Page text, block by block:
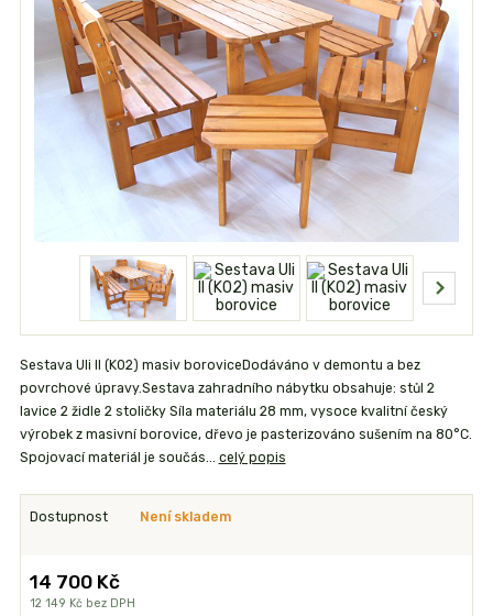
Sestava Uli II (K02) masiv boroviceDodáváno v demontu a bez
povrchové úpravy.Sestava zahradního nábytku obsahuje: stůl 2
lavice 2 židle 2 stoličky Síla materiálu 28 mm, vysoce kvalitní český
výrobek z masivní borovice, dřevo je pasterizováno sušením na 80°C.
Spojovací materiál je součás... celý popis
Dostupnost Není skladem
14 700 Kč
12 149 Kč bez DPH